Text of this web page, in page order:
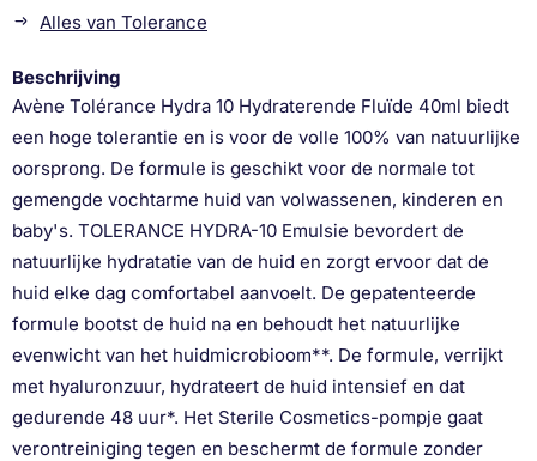
Alles van Tolerance
Beschrijving
Avène Tolérance Hydra 10 Hydraterende Fluïde 40ml biedt
een hoge tolerantie en is voor de volle 100% van natuurlijke
oorsprong. De formule is geschikt voor de normale tot
gemengde vochtarme huid van volwassenen, kinderen en
baby's. TOLERANCE HYDRA-10 Emulsie bevordert de
natuurlijke hydratatie van de huid en zorgt ervoor dat de
huid elke dag comfortabel aanvoelt. De gepatenteerde
formule bootst de huid na en behoudt het natuurlijke
evenwicht van het huidmicrobioom**. De formule, verrijkt
met hyaluronzuur, hydrateert de huid intensief en dat
gedurende 48 uur*. Het Sterile Cosmetics-pompje gaat
verontreiniging tegen en beschermt de formule zonder